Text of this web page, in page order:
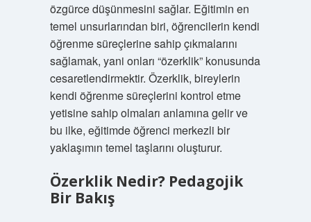
özgürce düşünmesini sağlar. Eğitimin en
temel unsurlarından biri, öğrencilerin kendi
öğrenme süreçlerine sahip çıkmalarını
sağlamak, yani onları “özerklik” konusunda
cesaretlendirmektir. Özerklik, bireylerin
kendi öğrenme süreçlerini kontrol etme
yetisine sahip olmaları anlamına gelir ve
bu ilke, eğitimde öğrenci merkezli bir
yaklaşımın temel taşlarını oluşturur.
Özerklik Nedir? Pedagojik
Bir Bakış